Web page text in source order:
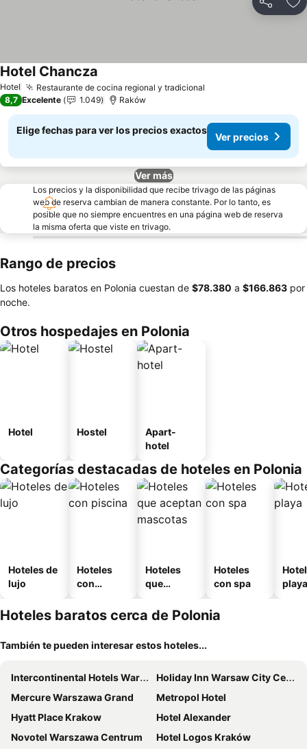
Compartir
Hotel Restaurante de cocina regional y tradicional
Hotel Chancza
8,7 Excelente 1.049 Raków
Elige fechas para ver los precios exactos
Ver precios
Ver más
Los precios y la disponibilidad que recibe trivago de las páginas
web de reserva cambian de manera constante. Por lo tanto, es
posible que no siempre encuentres en una página web de reserva
la misma oferta que viste en trivago.
Rango de precios
Los hoteles baratos en Polonia cuestan de ‎$78.380 a ‎$166.863 por
noche.
Otros hospedajes en Polonia
Hotel Hostel
Apart-
hotel
Categorías destacadas de hoteles en Polonia
Hoteles de
lujo
Hoteles
con
Hoteles
que
mascotas
Hoteles
con spa
playa
Hoteles baratos cerca de Polonia
También te pueden interesar estos hoteles...
Intercontinental Hotels Warsaw By Ihg
Holiday Inn Warsaw City Centre By Ihg
Mercure Warszawa Grand
Metropol Hotel
Hyatt Place Krakow
Hotel Alexander
Novotel Warszawa Centrum
Hotel Logos Kraków